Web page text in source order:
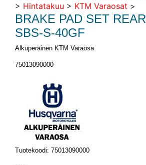
> Hintatakuu > KTM Varaosat >
BRAKE PAD SET REAR
SBS-S-40GF
Alkuperäinen KTM Varaosa
75013090000
Tuotekoodi: 75013090000